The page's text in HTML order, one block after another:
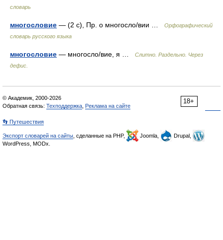
словарь
многословие — (2 с), Пр. о многосло/вии …
Орфографический
словарь русского языка
многословие — многосло/вие, я …
Слитно. Раздельно. Через
дефис.
18+
© Академик, 2000-2026
Обратная связь: Техподдержка Реклама на сайте
👣 Путешествия
Экспорт словарей на сайты , сделанные на PHP, Joomla,
Drupal,
WordPress, MODx.